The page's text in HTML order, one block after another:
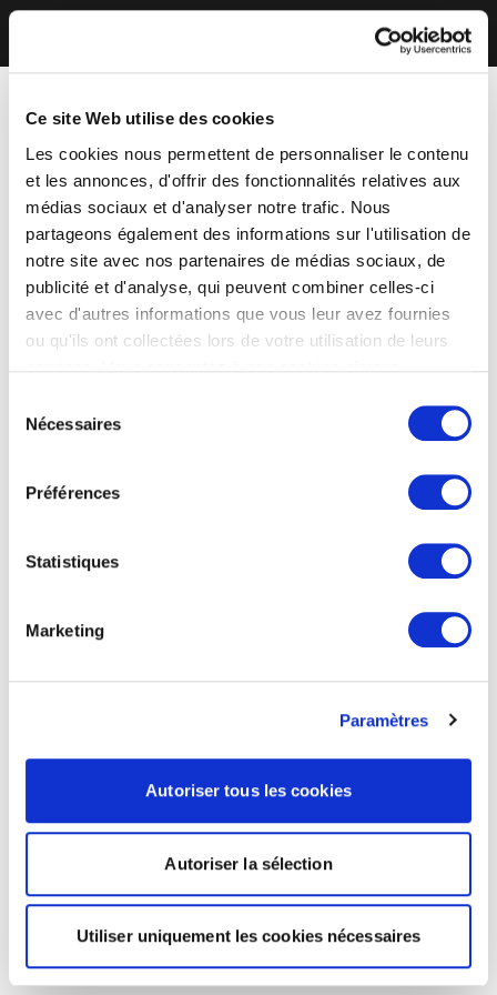
Ce site Web utilise des cookies
Les cookies nous permettent de personnaliser le contenu
et les annonces, d'offrir des fonctionnalités relatives aux
médias sociaux et d'analyser notre trafic. Nous
partageons également des informations sur l'utilisation de
notre site avec nos partenaires de médias sociaux, de
publicité et d'analyse, qui peuvent combiner celles-ci
avec d'autres informations que vous leur avez fournies
ou qu'ils ont collectées lors de votre utilisation de leurs
Nécessaires
Préférences
Statistiques
Marketing
Paramètres
Autoriser tous les cookies
Autoriser la sélection
Utiliser uniquement les cookies nécessaires